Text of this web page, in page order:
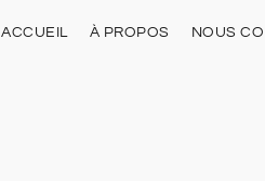
ACCUEIL À PROPOS NOUS